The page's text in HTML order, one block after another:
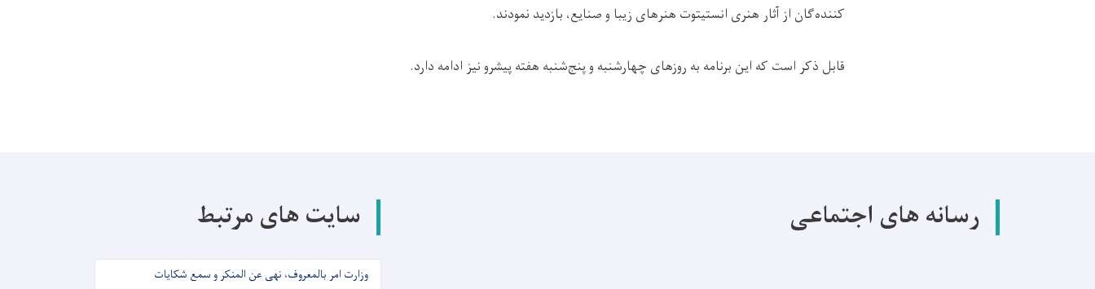
کننده‌گان از آثار هنری انستیتوت هنرهای زیبا و صنایع، بازدید نمودند.
قابل ذکر است که این برنامه به روزهای چهارشنبه و پنج‌شنبه هفته پیشرو نیز ادامه دارد.
رسانه های اجتماعی سایت های مرتبط
وزارت امر بالمعروف، نهی عن المنکر و سمع شکایات